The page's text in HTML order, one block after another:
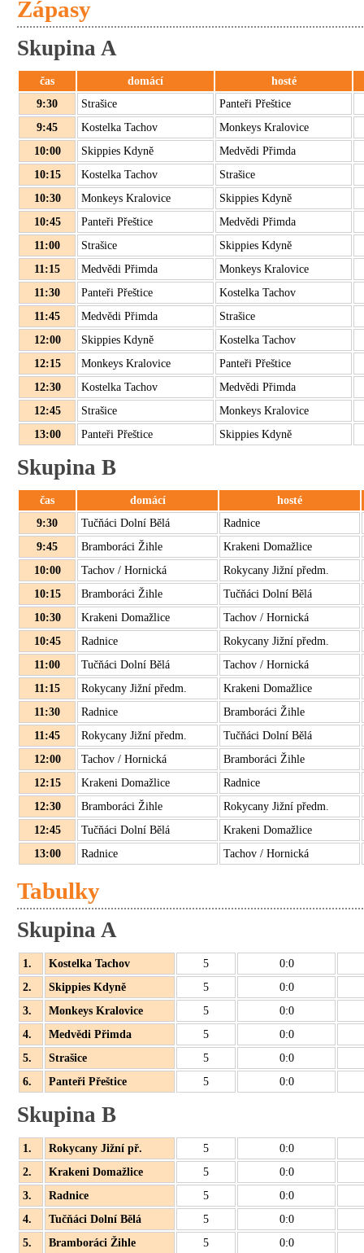
Zápasy
Skupina A
čas domácí
hosté
9:30
Strašice
Panteři Přeštice
9:45
Kostelka Tachov
Monkeys Kralovice
10:00
Skippies Kdyně
Medvědi Přimda
10:15
Kostelka Tachov
Strašice
10:30
Monkeys Kralovice
Skippies Kdyně
10:45
Panteři Přeštice
Medvědi Přimda
11:00
Strašice
Skippies Kdyně
11:15
Medvědi Přimda
Monkeys Kralovice
11:30
Panteři Přeštice
Kostelka Tachov
11:45
Medvědi Přimda
Strašice
12:00
Skippies Kdyně
Kostelka Tachov
12:15
Monkeys Kralovice
Panteři Přeštice
12:30
Kostelka Tachov
Medvědi Přimda
12:45
Strašice
Monkeys Kralovice
13:00
Panteři Přeštice Skippies Kdyně
Skupina B
čas domácí
hosté
9:30
Tučňáci Dolní Bělá
Radnice
9:45
Bramboráci Žihle
Krakeni Domažlice
10:00
Tachov / Hornická
Rokycany Jižní předm.
10:15
Bramboráci Žihle
Tučňáci Dolní Bělá
10:30
Krakeni Domažlice
Tachov / Hornická
10:45
Radnice
Rokycany Jižní předm.
11:00
Tučňáci Dolní Bělá
Tachov / Hornická
11:15
Rokycany Jižní předm.
Krakeni Domažlice
11:30
Radnice
Bramboráci Žihle
11:45
Rokycany Jižní předm.
Tučňáci Dolní Bělá
12:00
Tachov / Hornická
Bramboráci Žihle
12:15
Krakeni Domažlice
Radnice
12:30
Bramboráci Žihle
Rokycany Jižní předm.
12:45
Tučňáci Dolní Bělá
Krakeni Domažlice
13:00
Radnice Tachov / Hornická
Tabulky
Skupina A
1. Kostelka Tachov 5
0:0
2.
Skippies Kdyně 5
0:0
3.
Monkeys Kralovice 5
0:0
4.
Medvědi Přimda 5
0:0
5.
Strašice 5
0:0
6.
Panteři Přeštice 5 0:0
Skupina B
1. Rokycany Jižní př. 5
0:0
2.
Krakeni Domažlice 5
0:0
3.
Radnice 5
0:0
4.
Tučňáci Dolní Bělá 5
0:0
5.
Bramboráci Žihle 5 0:0